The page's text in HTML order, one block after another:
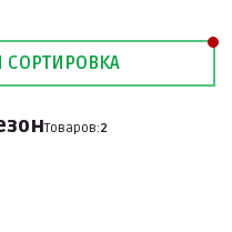
Товаров:2